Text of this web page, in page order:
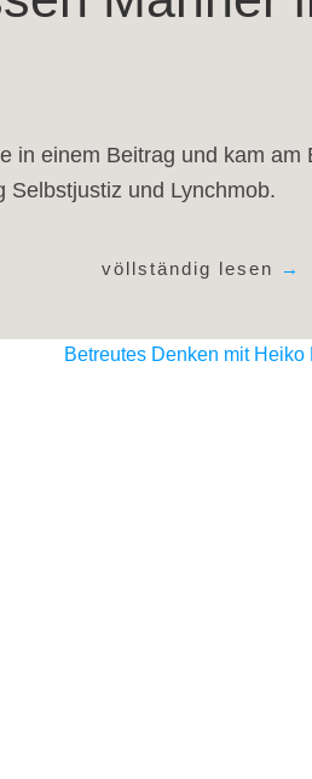
einem Beitrag und kam
und Lynchmob.
völlständig lesen →